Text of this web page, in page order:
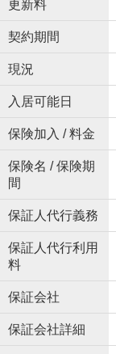
更新料
契約期間
現況
入居可能日
保険加入 / 料金
保険名 / 保険期
間
保証人代行義務
保証人代行利用
料
保証会社
保証会社詳細